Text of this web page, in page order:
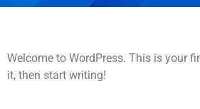
Welcome to WordPress. This is your
it, then start writing!